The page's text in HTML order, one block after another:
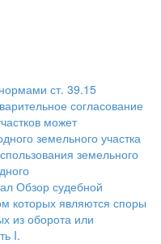
ст. 39.15
согласование
может
земельного участка
земельного
Обзор судебной
которых являются споры
из оборота или
I.